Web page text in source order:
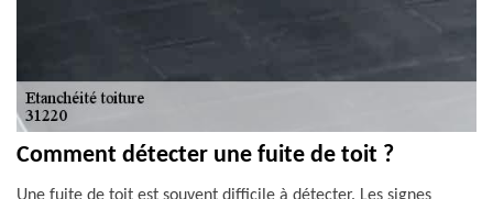
Comment détecter une fuite de toit ?